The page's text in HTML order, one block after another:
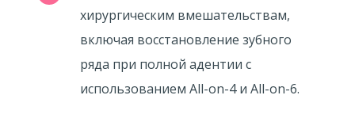
хирургическим вмешательствам,
включая восстановление зубного
ряда при полной адентии с
использованием All-on-4 и All-on-6.